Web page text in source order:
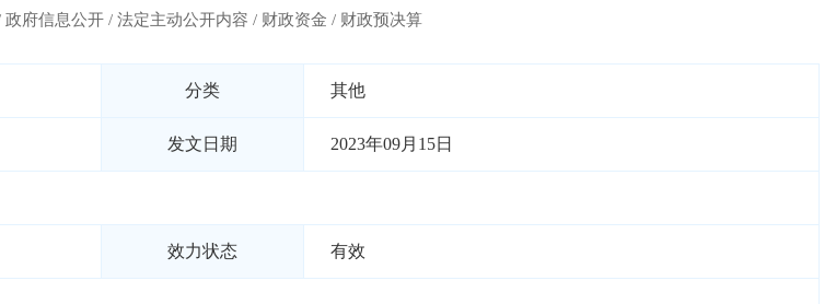
政府信息公开 / 法定主动公开内容 / 财政资金 / 财政预决算
分类 其他
发文日期 2023年09月15日
效力状态 有效